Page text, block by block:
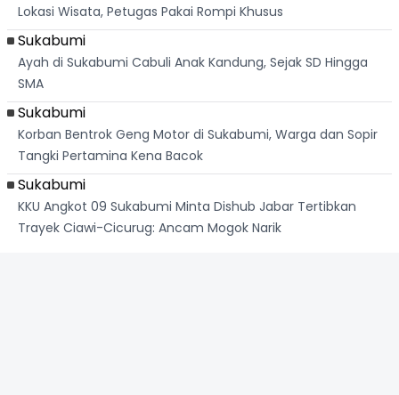
Lokasi Wisata, Petugas Pakai Rompi Khusus
Sukabumi
Ayah di Sukabumi Cabuli Anak Kandung, Sejak SD Hingga
SMA
Sukabumi
Korban Bentrok Geng Motor di Sukabumi, Warga dan Sopir
Tangki Pertamina Kena Bacok
Sukabumi
KKU Angkot 09 Sukabumi Minta Dishub Jabar Tertibkan
Trayek Ciawi-Cicurug: Ancam Mogok Narik